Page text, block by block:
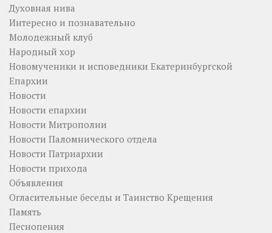
Духовная нива
Интересно и познавательно
Молодежный клуб
Народный хор
Новомученики и исповедники Екатеринбургской
Епархии
Новости
Новости епархии
Новости Митрополии
Новости Паломнического отдела
Новости Патриархии
Новости прихода
Объявления
Огласительные беседы и Таинство Крещения
Память
Песнопения